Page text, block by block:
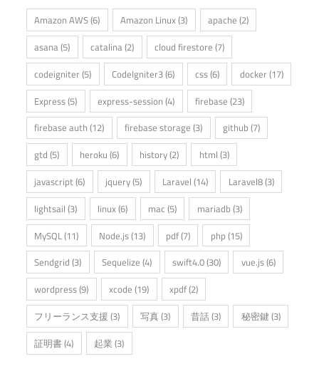
Amazon AWS(6) Amazon Linux(3) apache (2)
asana (5) catalina (2) cloud firestore (7)
codeigniter (5) CodeIgniter3(6) css(6) docker (17)
Express(5) express-session (4) firebase (23)
firebase auth (12) firebase storage (3) github (7)
gtd (5) heroku (6) history(2) html (3)
javascript(6) jquery(5) Laravel (14) Laravel8(3)
lightsail (3) linux(6) mac (5) mariadb (3)
MySQL(11) Node.js(13) pdf(7) php(15)
Sendgrid (3) Sequelize (4) swift4.0(30) vue.js(6)
wordpress(9) xcode (19) xpdf(2)
フリーランス支援 (3) 写真(3) 昔話(3) 秘密鍵 (3)
証明書(4) 起業 (3)